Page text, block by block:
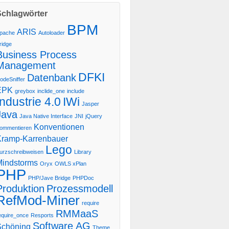
ARIS Autoloader BPM
Process
Datenbank DFKI
greybox inclide_one include
4.0 IWi Jasper
Java Native Interface JNI jQuery
Konventionen
Karrenbauer
Lego Library
Oryx OWLS xPlan
PHP/Jave Bridge PHPDoc
Prozessmodell
Miner require
Resports RMMaaS
Software AG Theme